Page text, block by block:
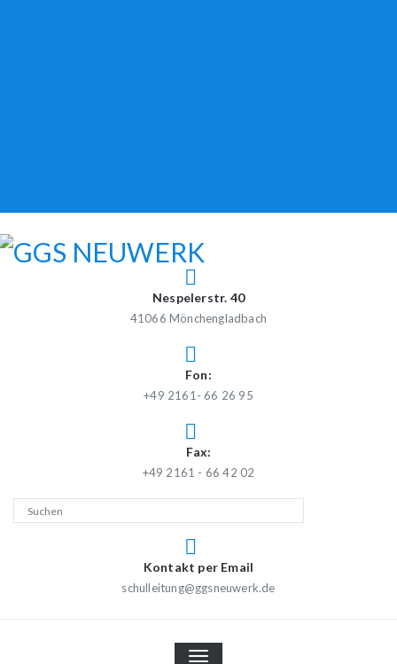
GGS NEUWERK
Gemeinschaftsgrundschule Neuwerk
Nespelerstr. 40
41066 Mönchengladbach
Fon:
+49 2161- 66 26 95
Fax:
+49 2161 - 66 42 02
Kontakt per Email
schulleitung@ggsneuwerk.de
TOGGLE